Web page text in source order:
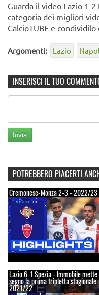
Guarda il video Lazio 1-
categoria dei migliori
CalcioTUBE e
Argomenti: Lazio
INSERISCI IL TUO
POTREBBERO PIACERTI
Cremonese-Monza 2-3 - 2022/23
Lazio 6-1 Spezia - Immobile mette
segno la prima tripletta stagionale
2021/22